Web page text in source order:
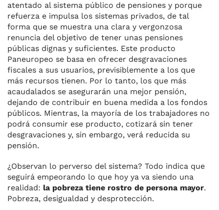
atentado al sistema público de pensiones y porque
refuerza e impulsa los sistemas privados, de tal
forma que se muestra una clara y vergonzosa
renuncia del objetivo de tener unas pensiones
públicas dignas y suficientes. Este producto
Paneuropeo se basa en ofrecer desgravaciones
fiscales a sus usuarios, previsiblemente a los que
más recursos tienen. Por lo tanto, los que más
acaudalados se asegurarán una mejor pensión,
dejando de contribuir en buena medida a los fondos
públicos. Mientras, la mayoría de los trabajadores no
podrá consumir ese producto, cotizará sin tener
desgravaciones y, sin embargo, verá reducida su
pensión.
¿Observan lo perverso del sistema? Todo indica que
seguirá empeorando lo que hoy ya va siendo una
realidad: la pobreza tiene rostro de persona mayor.
Pobreza, desigualdad y desprotección.